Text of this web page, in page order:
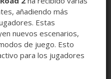
añadiendo más
Estas
nuevos escenarios,
de juego. Esto
para los jugadores